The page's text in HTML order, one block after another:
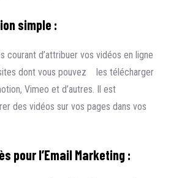
simple :
courant d’attribuer vos vidéos en ligne
dont vous pouvez les télécharger
Vimeo et d’autres. Il est
des vidéos sur vos pages dans vos
pour l’Email Marketing :